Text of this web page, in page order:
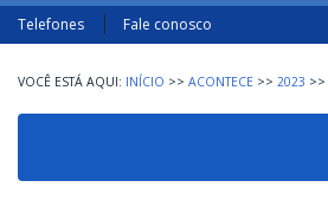
Telefones Fale conosco
INÍCIO >> ACONTECE >> 2023 >>